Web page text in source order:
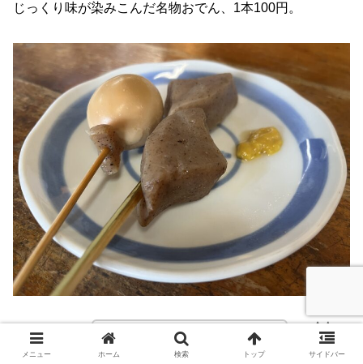
じっくり味が染みこんだ名物おでん、1本100円。
こんにゃくがホントおいしい！
メニュー ホーム 検索 トップ サイドバー